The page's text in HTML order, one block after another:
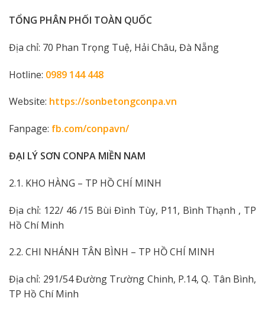
TỔNG PHÂN PHỐI TOÀN QUỐC
Địa chỉ: 70 Phan Trọng Tuệ, Hải Châu, Đà Nẵng
Hotline: 0989 144 448
Website: https://sonbetongconpa.vn
Fanpage: fb.com/conpavn/
ĐẠI LÝ SƠN CONPA MIỀN NAM
2.1. KHO HÀNG – TP HỒ CHÍ MINH
Địa chỉ: 122/ 46 /15 Bùi Đình Tùy, P11, Bình Thạnh , TP
Hồ Chí Minh
2.2. CHI NHÁNH TÂN BÌNH – TP HỒ CHÍ MINH
Địa chỉ: 291/54 Đường Trường Chinh, P.14, Q. Tân Bình,
TP Hồ Chí Minh